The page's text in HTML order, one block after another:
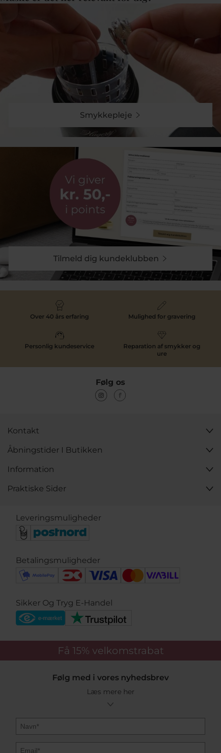
Smykkepleje
Tilmeld dig kundeklubben
Over 40 års erfaring Mulighed for gravering
Personlig kundeservice
Reparation af smykker og
ure
Følg os
Kontakt
Åbningstider I Butikken
Information
Praktiske Sider
Leveringsmuligheder
Betalingsmuligheder
Sikker Og Tryg E-Handel
Få 15% velkomstrabat
Følg med i vores nyhedsbrev
Læs mere her